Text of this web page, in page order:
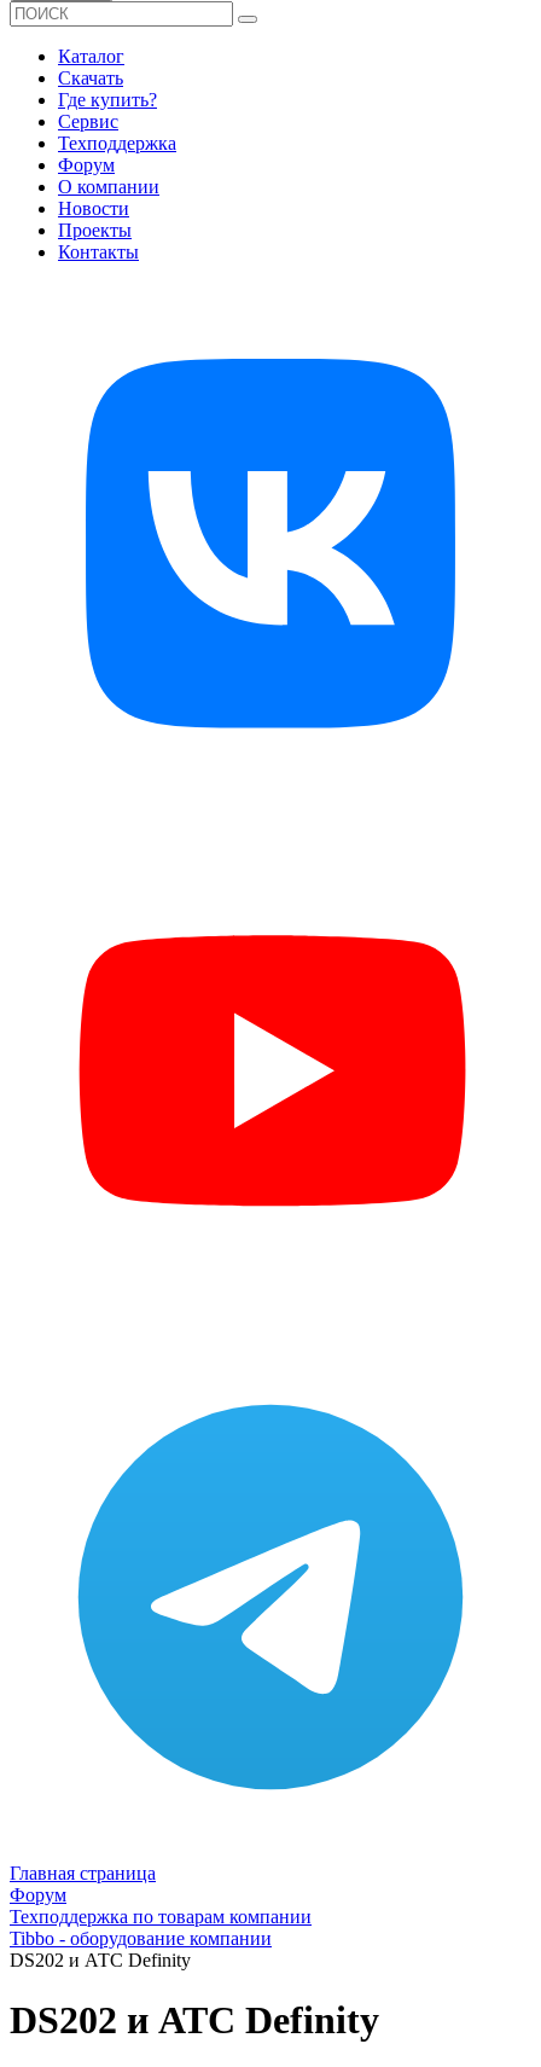
Каталог
Скачать
Где купить?
Сервис
Техподдержка
Форум
О компании
Новости
Проекты
Контакты
Главная страница
Форум
Техподдержка по товарам компании
Tibbo - оборудование компании
DS202 и АТС Definity
DS202 и АТС Definity